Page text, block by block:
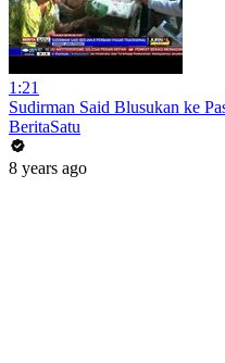
1:21
Sudirman Said Blusukan ke
BeritaSatu
8 years ago